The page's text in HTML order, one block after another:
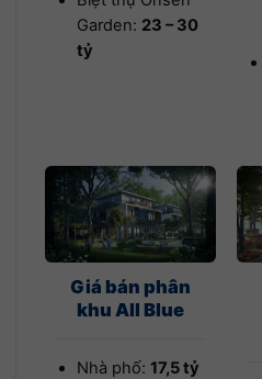
Garden: 23 – 30
tỷ
Giá bán phân
khu All Blue
Nhà phố: 17,5 tỷ